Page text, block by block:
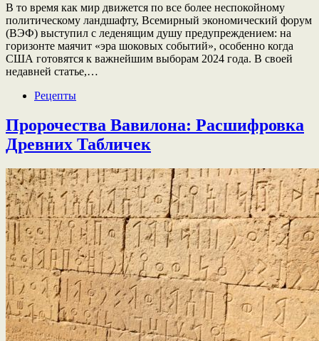
В то время как мир движется по все более неспокойному
политическому ландшафту, Всемирный экономический форум
(ВЭФ) выступил с леденящим душу предупреждением: на
горизонте маячит «эра шоковых событий», особенно когда
США готовятся к важнейшим выборам 2024 года. В своей
недавней статье,…
Рецепты
Пророчества Вавилона: Расшифровка
Древних Табличек